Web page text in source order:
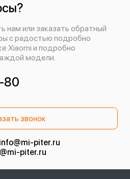
нам или заказать обратный
с радостью подробно
Xiaomi и подробно
модели.
80
звонок
info@mi-piter.ru
piter.ru